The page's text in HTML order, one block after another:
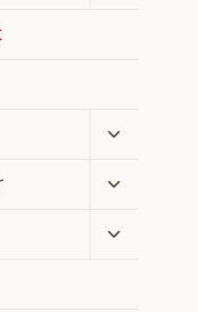
Skift
Skift
Skift